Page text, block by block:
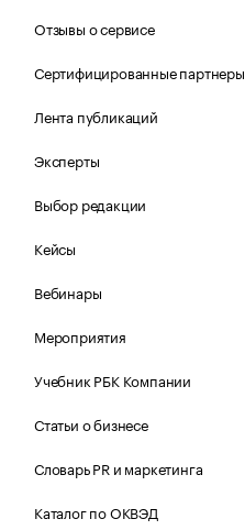
Отзывы о сервисе
Сертифицированные партнеры
Лента публикаций
Эксперты
Выбор редакции
Кейсы
Вебинары
Мероприятия
Учебник РБК Компании
Статьи о бизнесе
Словарь PR и маркетинга
Каталог по ОКВЭД